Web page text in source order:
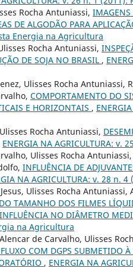
Rocha Antuniassi, IMAGENS
DE ALGODÃO PARA
Energia na Agricultura
Rocha Antuniassi,
DE SOJA NO BRASIL ,
Ulisses Rocha
COMPORTAMENTO DO
E HORIZONTAIS ,
Rocha Antuniassi,
ENERGIA NA AGRICULTURA:
Ulisses Rocha
INFLUÊNCIA DE
NA AGRICULTURA: v. 28
Ulisses Rocha Antuniassi,
TAMANHO DOS FILMES
NO DIÂMETRO
na Agricultura
de Carvalho, Ulisses
COM DGPS SUBMETIDO
, ENERGIA NA